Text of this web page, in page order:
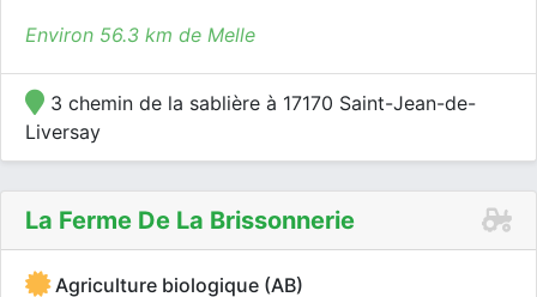
Environ 56.3 km de Melle
3 chemin de la sablière à 17170 Saint-Jean-de-
Liversay
La Ferme De La Brissonnerie
Agriculture biologique (AB)